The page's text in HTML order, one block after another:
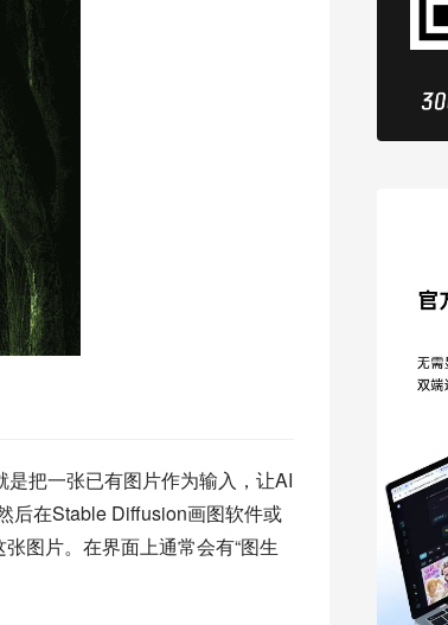
把一张已有图片作为输入，让AI
后在Stable Diffusion画图软件或
张图片。在界面上通常会有“图生